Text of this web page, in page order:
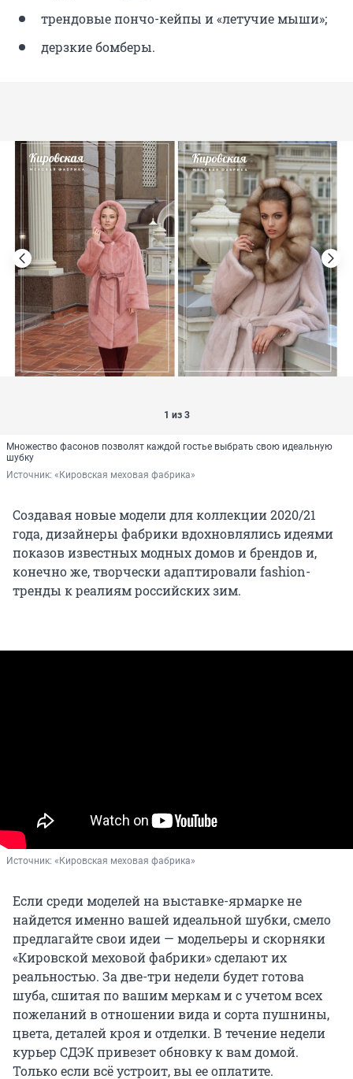
трендовые пончо-кейпы и «летучие мыши»;
дерзкие бомберы.
1 из 3
Множество фасонов позволят каждой гостье выбрать свою идеальную
шубку
Источник: «Кировская меховая фабрика»
Создавая новые модели для коллекции 2020/21
года, дизайнеры фабрики вдохновлялись идеями
показов известных модных домов и брендов и,
конечно же, творчески адаптировали fashion-
тренды к реалиям российских зим.
Источник: «Кировская меховая фабрика»
Если среди моделей на выставке-ярмарке не
найдется именно вашей идеальной шубки, смело
предлагайте свои идеи — модельеры и скорняки
«Кировской меховой фабрики» сделают их
реальностью. За две-три недели будет готова
шуба, сшитая по вашим меркам и с учетом всех
пожеланий в отношении вида и сорта пушнины,
цвета, деталей кроя и отделки. В течение недели
курьер СДЭК привезет обновку к вам домой.
Только если всё устроит, вы ее оплатите.